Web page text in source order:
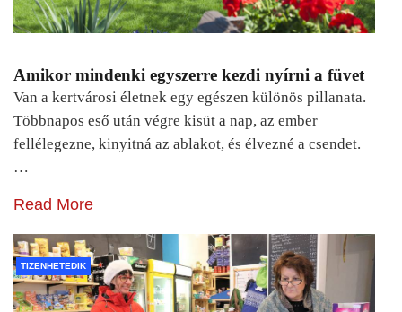
Amikor mindenki egyszerre kezdi nyírni a füvet
Van a kertvárosi életnek egy egészen különös pillanata.
Többnapos eső után végre kisüt a nap, az ember
fellélegezne, kinyitná az ablakot, és élvezné a csendet.
…
Read More
TIZENHETEDIK